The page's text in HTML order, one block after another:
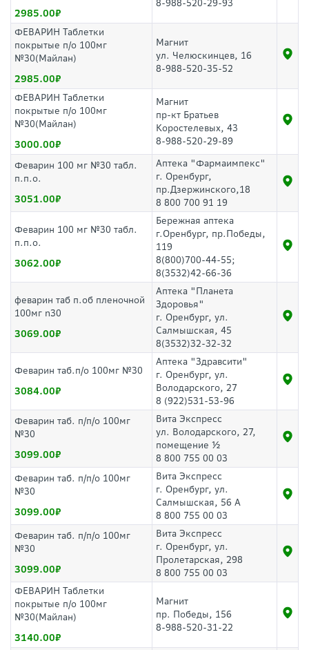
2985.00
8-988-520-29-93
ФЕВАРИН Таблетки
покрытые п/о 100мг
№30(Майлан)
2985.00
Магнит
ул. Челюскинцев, 16
8-988-520-35-52
ФЕВАРИН Таблетки
покрытые п/о 100мг
№30(Майлан)
3000.00
Магнит
пр-кт Братьев
Коростелевых, 43
8-988-520-29-89
Феварин 100 мг №30 табл.
п.п.о.
3051.00
Аптека "Фармаимпекс"
г. Оренбург,
пр.Дзержинского,18
8 800 700 91 19
Феварин 100 мг №30 табл.
п.п.о.
3062.00
Бережная аптека
г.Оренбург, пр.Победы,
119
8(800)700-44-55;
8(3532)42-66-36
феварин таб п.об пленочной
100мг n30
3069.00
Аптека "Планета
Здоровья"
г. Оренбург, ул.
Салмышская, 45
8(3532)32-32-32
Феварин таб.п/о 100мг №30
3084.00
Аптека "Здравсити"
г. Оренбург, ул.
Володарского, 27
8 (922)531-53-96
Феварин таб. п/п/о 100мг
№30
3099.00
Вита Экспресс
ул. Володарского, 27,
помещение ½
8 800 755 00 03
Феварин таб. п/п/о 100мг
№30
3099.00
Вита Экспресс
г. Оренбург, ул.
Салмышская, 56 А
8 800 755 00 03
Феварин таб. п/п/о 100мг
№30
3099.00
Вита Экспресс
г. Оренбург, ул.
Пролетарская, 298
8 800 755 00 03
ФЕВАРИН Таблетки
покрытые п/о 100мг
№30(Майлан)
3140.00
Магнит
пр. Победы, 156
8-988-520-31-22